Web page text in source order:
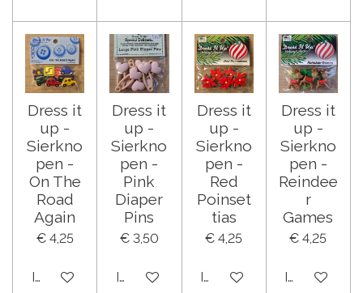
Dress it
up -
Sierkno
pen -
On The
Road
Again
€ 4,25
In winkelwagen
Dress it
up -
Sierkno
pen -
Pink
Diaper
Pins
€ 3,50
In winkelwagen
Dress it
up -
Sierkno
pen -
Red
Poinset
tias
€ 4,25
In winkelwagen
Dress it
up -
Sierkno
pen -
Reindee
r
Games
€ 4,25
In